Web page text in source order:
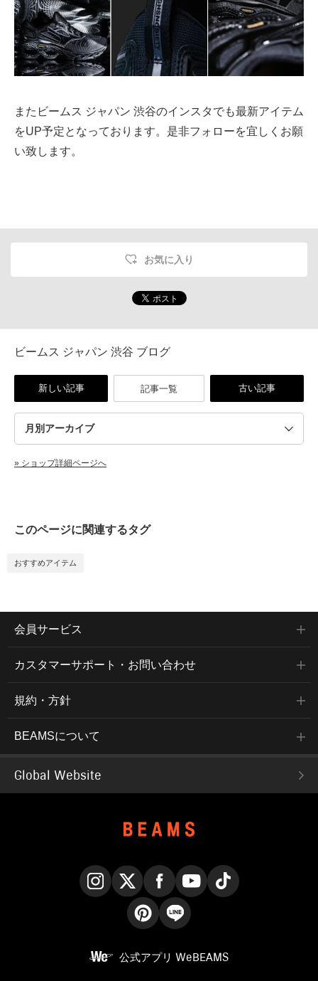
またビームス ジャパン 渋谷のインスタでも最新アイテム
をUP予定となっております。是非フォローを宜しくお願
い致します。
お気に入り
ビームス ジャパン 渋谷 ブログ
新しい記事 記事一覧 古い記事
» ショップ詳細ページへ
このページに関連するタグ
おすすめアイテム
会員サービス
カスタマーサポート・お問い合わせ
規約・方針
BEAMSについて
Global Website
公式アプリ WeBEAMS